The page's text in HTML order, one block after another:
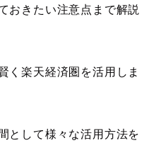
おきたい注意点まで解説
く楽天経済圏を活用しま
として様々な活用方法を